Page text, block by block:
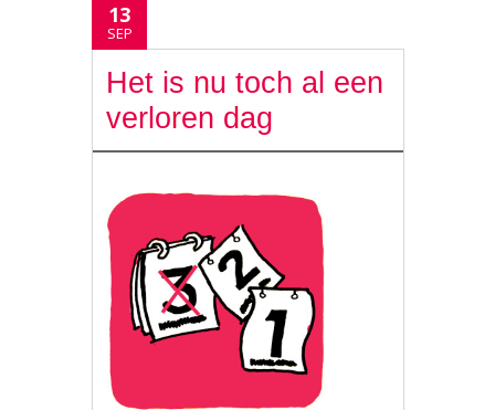
13
SEP
Het is nu toch al een
verloren dag